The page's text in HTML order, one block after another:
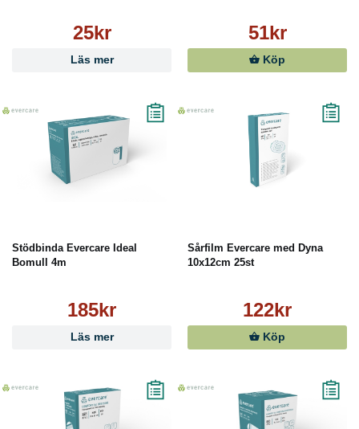
25kr
Läs mer
51kr
Köp
Stödbinda Evercare Ideal
Bomull 4m
185kr
Läs mer
Sårfilm Evercare med Dyna
10x12cm 25st
122kr
Köp